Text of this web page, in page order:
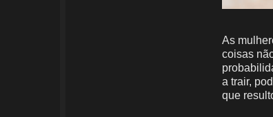
As
coisas
a trair,
que